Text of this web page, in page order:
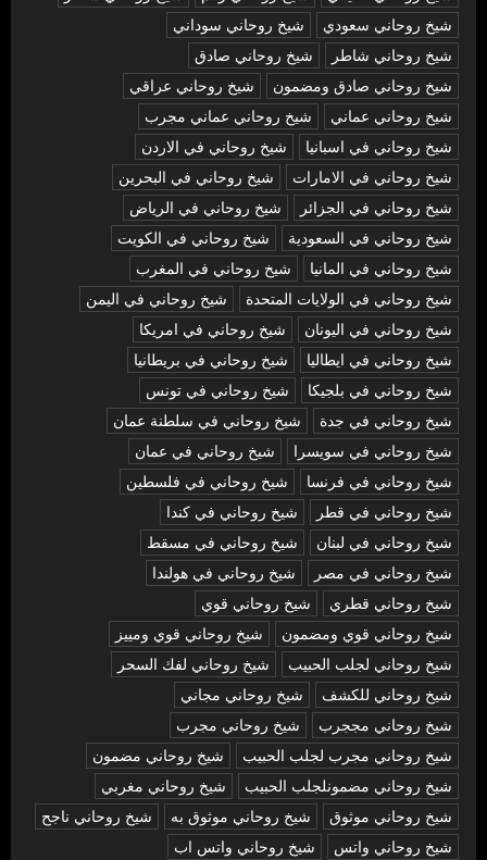
شيخ روحاني سعودي
شيخ روحاني سوداني
شيخ روحاني شاطر
شيخ روحاني صادق
شيخ روحاني صادق ومضمون
شيخ روحاني عراقي
شيخ روحاني عماني
شيخ روحاني عماني مجرب
شيخ روحاني في اسبانيا
شيخ روحاني في الاردن
شيخ روحاني في الامارات
شيخ روحاني في البحرين
شيخ روحاني في الجزائر
شيخ روحاني في الرياض
شيخ روحاني في السعودية
شيخ روحاني في الكويت
شيخ روحاني في المانيا
شيخ روحاني في المغرب
شيخ روحاني في الولايات المتحدة
شيخ روحاني في اليمن
شيخ روحاني في اليونان
شيخ روحاني في امريكا
شيخ روحاني في ايطاليا
شيخ روحاني في بريطانيا
شيخ روحاني في بلجيكا
شيخ روحاني في تونس
شيخ روحاني في جدة
شيخ روحاني في سلطنة عمان
شيخ روحاني في سويسرا
شيخ روحاني في عمان
شيخ روحاني في فرنسا
شيخ روحاني في فلسطين
شيخ روحاني في قطر
شيخ روحاني في كندا
شيخ روحاني في لبنان
شيخ روحاني في مسقط
شيخ روحاني في مصر
شيخ روحاني في هولندا
شيخ روحاني قطري
شيخ روحاني قوي
شيخ روحاني قوي ومضمون
شيخ روحاني قوي ومييز
شيخ روحاني لجلب الحبيب
شيخ روحاني لفك السحر
شيخ روحاني للكشف
شيخ روحاني مجاني
شيخ روحاني مججرب
شيخ روحاني مجرب
شيخ روحاني مجرب لجلب الحبيب
شيخ روحاني مضمون
شيخ روحاني مضمونلجلب الحبيب
شيخ روحاني مغربي
شيخ روحاني موثوق
شيخ روحاني موثوق به
شيخ روحاني ناجح
شيخ روحاني واتس
شيخ روحاني واتس اب